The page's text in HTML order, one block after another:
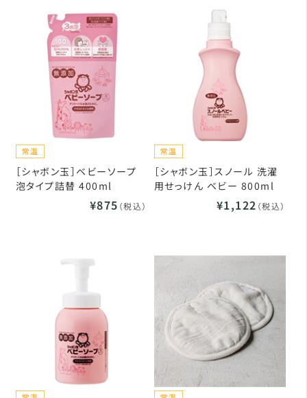
［シャボン玉］ベビーソープ
泡タイプ詰替 400ml
¥875 （税込）
［シャボン玉］スノール 洗濯
用せっけん ベビー 800ml
¥1,122 （税込）